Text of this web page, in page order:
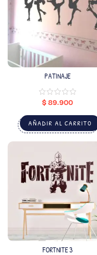
PATINAJE
$89.900
AÑADIR AL CARRITO
FORTNITE 3